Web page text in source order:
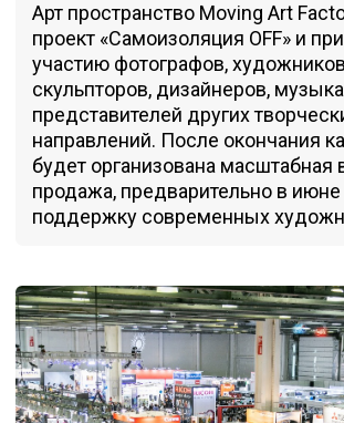
Арт пространство Moving Art
проект «Самоизоляция OFF» и
участию фотографов,
скульпторов, дизайнеров,
представителей других
направлений. После окончания
будет организована масштабная
продажа, предварительно в июне
поддержку современных